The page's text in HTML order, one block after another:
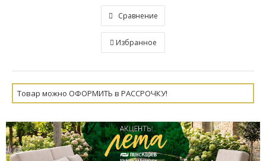
Сравнение
Избранное
Товар можно ОФОРМИТЬ в РАССРОЧКУ!